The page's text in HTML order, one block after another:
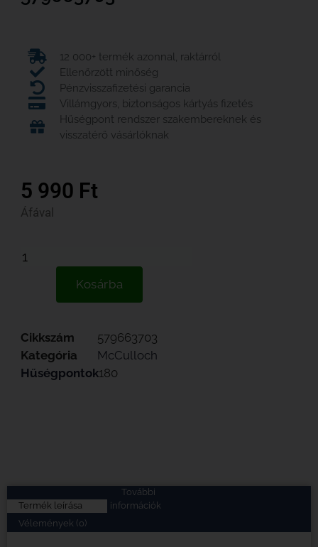
12 000+ termék azonnal, raktárról
Ellenőrzött minőség
Pénzvisszafizetési garancia
Villámgyors, biztonságos kártyás fizetés
Hűségpont rendszer szakembereknek és
visszatérő vásárlóknak
5 990 Ft
Áfával
Kosárba
Cikkszám
579663703
Kategória
McCulloch
Hűségpontok180
Termék leírása
További
információk
Vélemények (0)